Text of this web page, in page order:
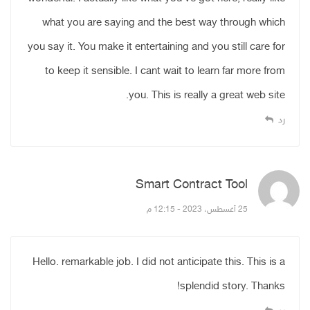
what you are saying and the best way through which
you say it. You make it entertaining and you still care for
to keep it sensible. I cant wait to learn far more from
you. This is really a great web site.
رد
Smart Contract Tool
25 أغسطس، 2023 - 12:15 م
Hello. remarkable job. I did not anticipate this. This is a
splendid story. Thanks!